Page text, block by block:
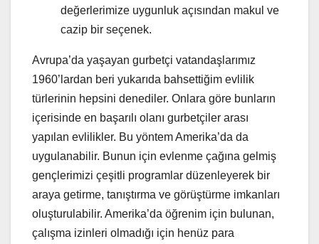
değerlerimize uygunluk açısından makul ve
cazip bir seçenek.
Avrupa’da yaşayan gurbetçi vatandaşlarımız
1960’lardan beri yukarıda bahsettiğim evlilik
türlerinin hepsini denediler. Onlara göre bunların
içerisinde en başarılı olanı gurbetçiler arası
yapılan evlilikler. Bu yöntem Amerika’da da
uygulanabilir. Bunun için evlenme çağına gelmiş
gençlerimizi çeşitli programlar düzenleyerek bir
araya getirme, tanıştırma ve görüştürme imkanları
oluşturulabilir. Amerika’da öğrenim için bulunan,
çalışma izinleri olmadığı için henüz para